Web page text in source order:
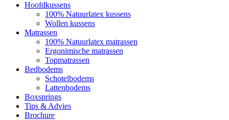
Hoofdkussens
100% Natuurlatex kussens
Wollen kussens
Matrassen
100% Natuurlatex matrassen
Ergonimische matrassen
Topmatrassen
Bedbodems
Schotelbodems
Lattenbodems
Boxsprings
Tips & Advies
Brochure